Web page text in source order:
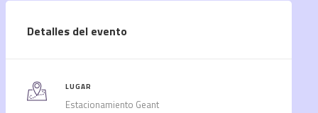
Detalles del evento
LUGAR
Estacionamiento Geant